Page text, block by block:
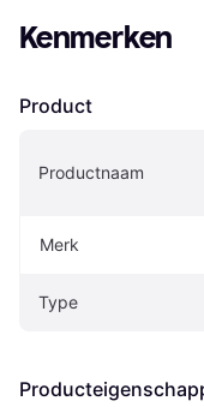
Kenmerken
Product
Productnaam
Merk
Type